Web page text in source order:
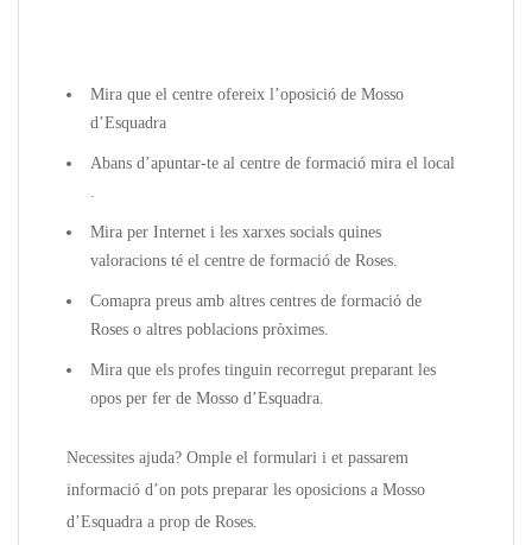
Mira que el centre ofereix l’oposició de Mosso
d’Esquadra
Abans d’apuntar-te al centre de formació mira el local
.
Mira per Internet i les xarxes socials quines
valoracions té el centre de formació de Roses.
Comapra preus amb altres centres de formació de
Roses o altres poblacions pròximes.
Mira que els profes tinguin recorregut preparant les
opos per fer de Mosso d’Esquadra.
Necessites ajuda? Omple el formulari i et passarem
informació d’on pots preparar les oposicions a Mosso
d’Esquadra a prop de Roses.